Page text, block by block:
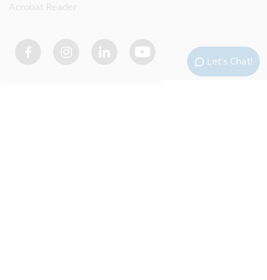
Acrobat Reader
Let’s Chat!